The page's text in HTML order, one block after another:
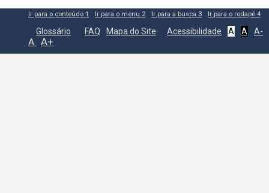
Ir para o conteúdo 1 Ir para o menu 2 Ir para a busca 3 Ir para o rodapé 4
Glossário FAQ Mapa do Site Acessibilidade A A A-
A A+